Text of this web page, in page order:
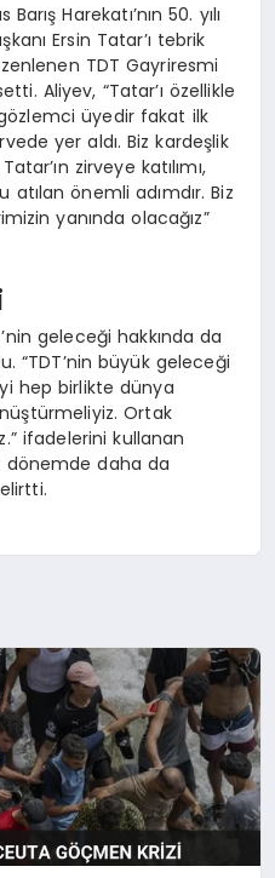
Harekatı’nın 50. yılı
Ersin Tatar’ı tebrik
TDT Gayriresmi
Aliyev, “Tatar’ı özellikle
üyedir fakat ilk
yer aldı. Biz kardeşlik
zirveye katılımı,
atılan önemli adımdır. Biz
yanında olacağız”
geleceği hakkında da
“TDT’nin büyük geleceği
hep birlikte dünya
Ortak
ifadelerini kullanan
dönemde daha da